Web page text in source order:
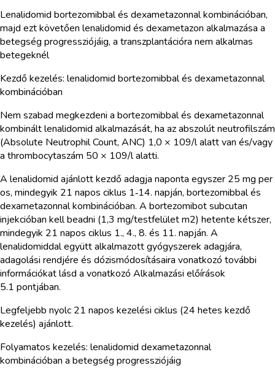
Lenalidomid bortezomibbal és dexametazonnal kombinációban,
majd ezt követően lenalidomid és dexametazon alkalmazása a
betegség progressziójáig, a transzplantációra nem alkalmas
betegeknél
Kezdő kezelés: lenalidomid bortezomibbal és dexametazonnal
kombinációban
Nem szabad megkezdeni a bortezomibbal és dexametazonnal
kombinált lenalidomid alkalmazását, ha az abszolút neutrofilszám
(Absolute Neutrophil Count, ANC) 1,0 × 109/l alatt van és/vagy
a thrombocytaszám 50 × 109/l alatti.
A lenalidomid ajánlott kezdő adagja naponta egyszer 25 mg per
os, mindegyik 21 napos ciklus 1‑14. napján, bortezomibbal és
dexametazonnal kombinációban. A bortezomibot subcutan
injekcióban kell beadni (1,3 mg/testfelület m2) hetente kétszer,
mindegyik 21 napos ciklus 1., 4., 8. és 11. napján. A
lenalidomiddal együtt alkalmazott gyógyszerek adagjára,
adagolási rendjére és dózismódosításaira vonatkozó további
információkat lásd a vonatkozó Alkalmazási előírások
5.1 pontjában.
Legfeljebb nyolc 21 napos kezelési ciklus (24 hetes kezdő
kezelés) ajánlott.
Folyamatos kezelés: lenalidomid dexametazonnal
kombinációban a betegség progressziójáig